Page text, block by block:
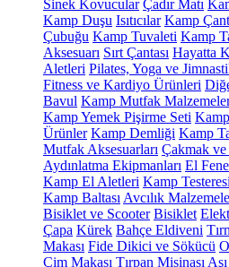
Sinek Kovucular Çadır Matı
Kamp Duşu Isıtıcılar Kamp
Çubuğu Kamp Tuvaleti Kamp
Aksesuarı Sırt Çantası Hayatta
Aletleri Pilates, Yoga ve
Fitness ve Kardiyo Ürünleri
Bavul Kamp Mutfak
Kamp Yemek Pişirme Seti
Ürünler Kamp Demliği Kamp
Mutfak Aksesuarları Çakmak ve
Aydınlatma Ekipmanları El
Kamp El Aletleri Kamp Testeresi
Kamp Baltası Avcılık
Bisiklet ve Scooter Bisiklet
Çapa Kürek Bahçe Eldiveni
Makası Fide Dikici ve Sökücü
Çim Makası Tırpan Misinası